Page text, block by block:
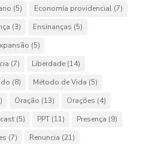
(5) Economía providencial(7)
(3) Ensinanças (5)
(5)
(7) Liberdade(14)
(8) Método de Vida (5)
Oração (13) Orações (4)
(5) PPT(11) Presença (9)
(7) Renuncia (21)